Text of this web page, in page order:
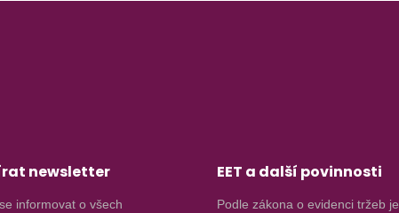
newsletter
informovat o všech
EET a další povinnosti
Podle zákona o evidenci tržeb je